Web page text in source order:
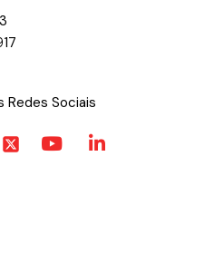
Redes Sociais